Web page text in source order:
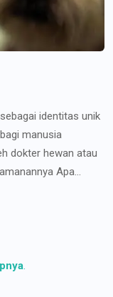
identitas unik
manusia
dokter hewan atau
Apa...
.